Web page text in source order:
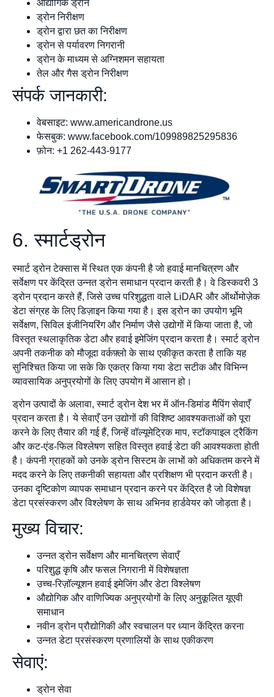
औद्योगिक ड्रोन
ड्रोन निरीक्षण
ड्रोन द्वारा छत का निरीक्षण
ड्रोन से पर्यावरण निगरानी
ड्रोन के माध्यम से अग्निशमन सहायता
तेल और गैस ड्रोन निरीक्षण
संपर्क जानकारी:
वेबसाइट: www.americandrone.us
फेसबुक: www.facebook.com/109989825295836
फ़ोन: +1 262-443-9177
6. स्मार्टड्रोन
स्मार्ट ड्रोन टेक्सास में स्थित एक कंपनी है जो हवाई मानचित्रण और
सर्वेक्षण पर केंद्रित उन्नत ड्रोन समाधान प्रदान करती है। वे डिस्कवरी 3
ड्रोन प्रदान करते हैं, जिसे उच्च परिशुद्धता वाले LiDAR और ऑर्थोमोज़ेक
डेटा संग्रह के लिए डिज़ाइन किया गया है। इस ड्रोन का उपयोग भूमि
सर्वेक्षण, सिविल इंजीनियरिंग और निर्माण जैसे उद्योगों में किया जाता है, जो
विस्तृत स्थलाकृतिक डेटा और हवाई इमेजिंग प्रदान करता है। स्मार्ट ड्रोन
अपनी तकनीक को मौजूदा वर्कफ़्लो के साथ एकीकृत करता है ताकि यह
सुनिश्चित किया जा सके कि एकत्र किया गया डेटा सटीक और विभिन्न
व्यावसायिक अनुप्रयोगों के लिए उपयोग में आसान हो।
ड्रोन उत्पादों के अलावा, स्मार्ट ड्रोन देश भर में ऑन-डिमांड मैपिंग सेवाएँ
प्रदान करता है। ये सेवाएँ उन उद्योगों की विशिष्ट आवश्यकताओं को पूरा
करने के लिए तैयार की गई हैं, जिन्हें वॉल्यूमेट्रिक माप, स्टॉकपाइल ट्रैकिंग
और कट-एंड-फिल विश्लेषण सहित विस्तृत हवाई डेटा की आवश्यकता होती
है। कंपनी ग्राहकों को उनके ड्रोन सिस्टम के लाभों को अधिकतम करने में
मदद करने के लिए तकनीकी सहायता और प्रशिक्षण भी प्रदान करती है।
उनका दृष्टिकोण व्यापक समाधान प्रदान करने पर केंद्रित है जो विशेषज्ञ
डेटा प्रसंस्करण और विश्लेषण के साथ अभिनव हार्डवेयर को जोड़ता है।
मुख्य विचार:
उन्नत ड्रोन सर्वेक्षण और मानचित्रण सेवाएँ
परिशुद्ध कृषि और फसल निगरानी में विशेषज्ञता
उच्च-रिज़ॉल्यूशन हवाई इमेजिंग और डेटा विश्लेषण
औद्योगिक और वाणिज्यिक अनुप्रयोगों के लिए अनुकूलित यूएवी
समाधान
नवीन ड्रोन प्रौद्योगिकी और स्वचालन पर ध्यान केंद्रित करना
उन्नत डेटा प्रसंस्करण प्रणालियों के साथ एकीकरण
सेवाएं:
ड्रोन सेवा